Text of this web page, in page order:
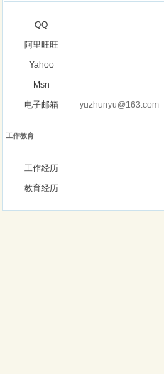
QQ
阿里旺旺
Yahoo
Msn
电子邮箱
yuzhunyu@163.com
工作教育
工作经历
教育经历